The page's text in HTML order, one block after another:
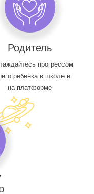
Родитель
прогрессом
ребенка в школе и
на платформе